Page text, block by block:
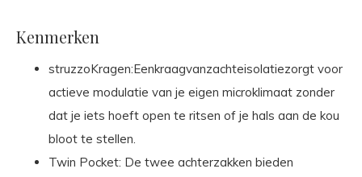
Kenmerken
struzzoKragen:Eenkraagvanzachteisolatiezorgt voor
actieve modulatie van je eigen microklimaat zonder
dat je iets hoeft open te ritsen of je hals aan de kou
bloot te stellen.
Twin Pocket: De twee achterzakken bieden